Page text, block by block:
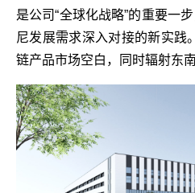
是公司“全球化战略”的重要一
尼发展需求深入对接的新实践
链产品市场空白，同时辐射东